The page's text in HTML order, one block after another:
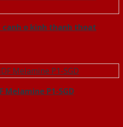
canh o kinh thanh thoat
Melamine P1-SGD